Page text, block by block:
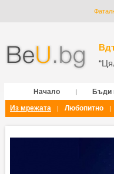
Начало | Бъди
Из мрежата
| Любопитно |